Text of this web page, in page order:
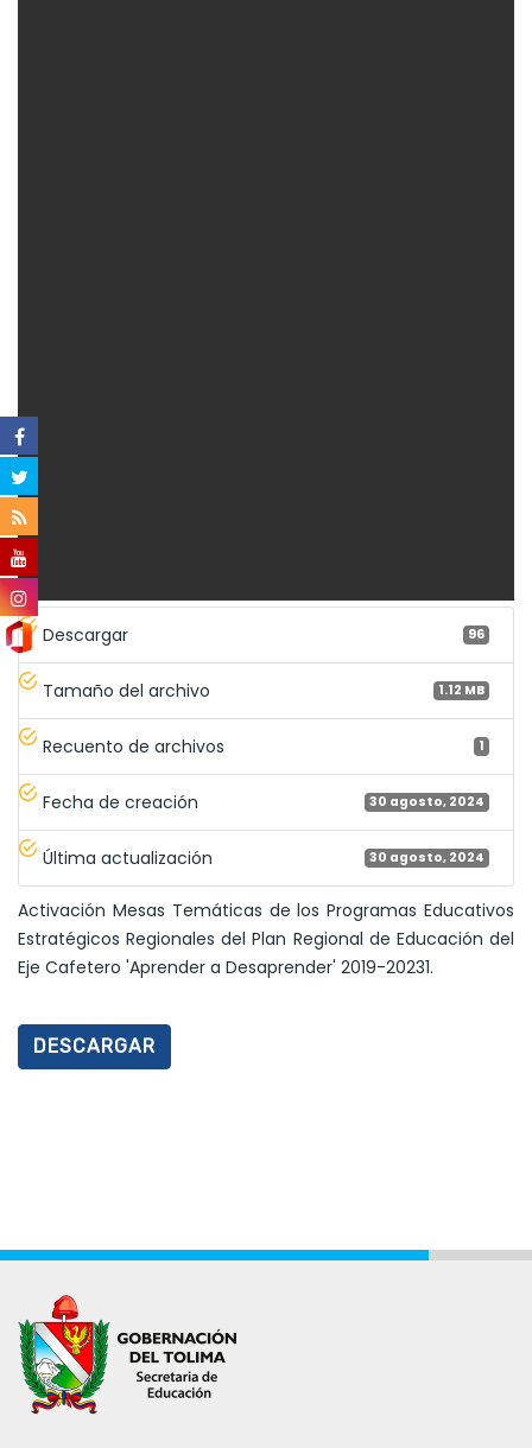
Descargar 96
Tamaño del archivo 1.12 MB
Recuento de archivos 1
Fecha de creación 30 agosto, 2024
Última actualización 30 agosto, 2024
Activación Mesas Temáticas de los Programas Educativos
Estratégicos Regionales del Plan Regional de Educación del
Eje Cafetero 'Aprender a Desaprender' 2019-20231.
DESCARGAR